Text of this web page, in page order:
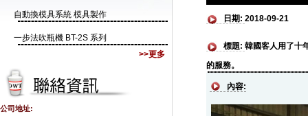
自動換模具系統 模具製作
一步法吹瓶機 BT-2S 系列
>>更多
公司地址:
日期: 2018-09-21
標題: 韓國客人用了十
的服務。
內容: